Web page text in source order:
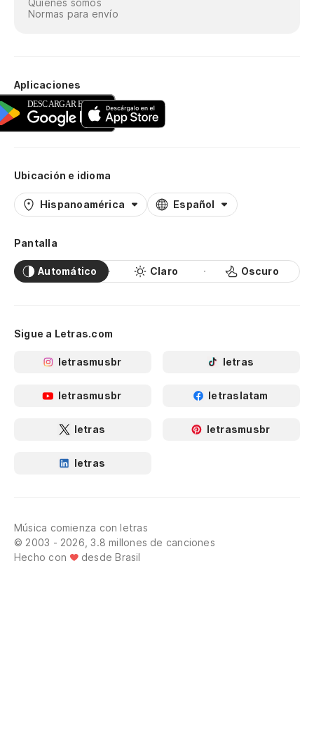
Quiénes somos
Normas para envío
Aplicaciones
Ubicación e idioma
Hispanoamérica Español
Pantalla
Automático Claro Oscuro
Sigue a Letras.com
letrasmusbr letras
letrasmusbr letraslatam
letras letrasmusbr
letras
Música comienza con letras
© 2003 - 2026, 3.8 millones de canciones
Hecho con
desde Brasil